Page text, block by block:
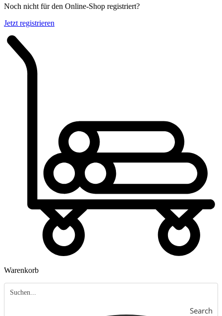
Noch nicht für den Online-Shop registriert?
Jetzt registrieren
Warenkorb
Search